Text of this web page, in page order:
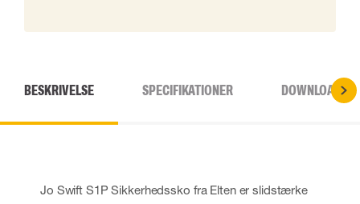
BESKRIVELSE SPECIFIKATIONER DOWNLOADS
Jo Swift S1P Sikkerhedssko fra Elten er slidstærke